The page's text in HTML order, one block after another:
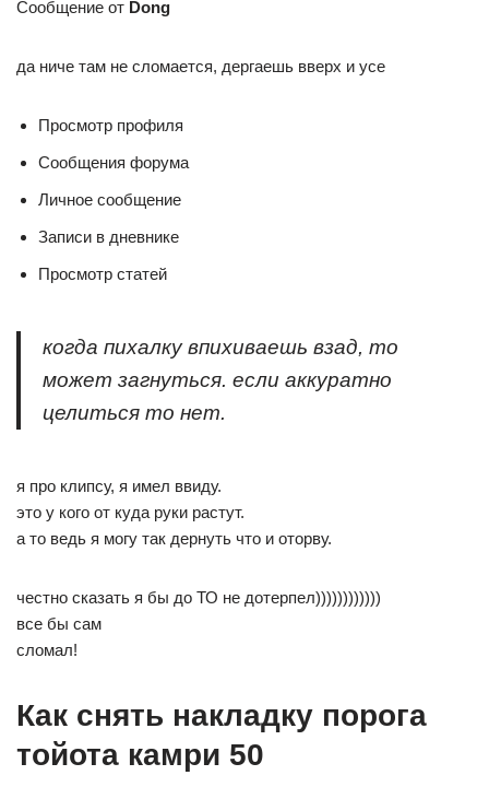
Сообщение от Dong
да ниче там не сломается, дергаешь вверх и усе
Просмотр профиля
Сообщения форума
Личное сообщение
Записи в дневнике
Просмотр статей
когда пихалку впихиваешь взад, то
может загнуться. если аккуратно
целиться то нет.
я про клипсу, я имел ввиду.
это у кого от куда руки растут.
а то ведь я могу так дернуть что и оторву.
честно сказать я бы до ТО не дотерпел))))))))))))
все бы сам
сломал!
Как снять накладку порога
тойота камри 50